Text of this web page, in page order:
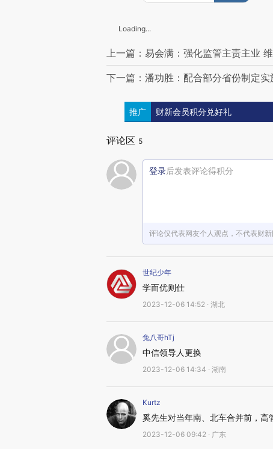
Loading...
上一篇：易会满：强化监管主责主业
下一篇：潘功胜：配合部分省份制定
推广 财新会员积分兑好礼
评论区 5
登录后发表评论得积分
评论仅代表网友个人观点，不代表财
世纪少年
学而优则仕
2023-12-06 14:52 · 湖北
兔八哥hTj
中信领导人更换
2023-12-06 14:34 · 湖南
Kurtz
奚先生对当年南、北车合并前，高
2023-12-06 09:42 · 广东